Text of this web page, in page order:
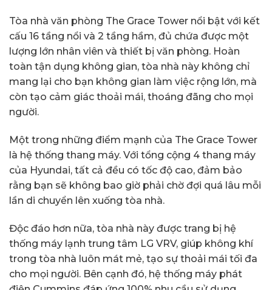
Tòa nhà văn phòng The Grace Tower nổi bật với kết
cấu 16 tầng nổi và 2 tầng hầm, đủ chứa được một
lượng lớn nhân viên và thiết bị văn phòng. Hoàn
toàn tận dụng không gian, tòa nhà này không chỉ
mang lại cho bạn không gian làm việc rộng lớn, mà
còn tạo cảm giác thoải mái, thoáng đãng cho mọi
người.
Một trong những điểm mạnh của The Grace Tower
là hệ thống thang máy. Với tổng cộng 4 thang máy
của Hyundai, tất cả đều có tốc độ cao, đảm bảo
rằng bạn sẽ không bao giờ phải chờ đợi quá lâu mỗi
lần di chuyển lên xuống tòa nhà.
Độc đáo hơn nữa, tòa nhà này được trang bị hệ
thống máy lạnh trung tâm LG VRV, giúp không khí
trong tòa nhà luôn mát mẻ, tạo sự thoải mái tối đa
cho mọi người. Bên cạnh đó, hệ thống máy phát